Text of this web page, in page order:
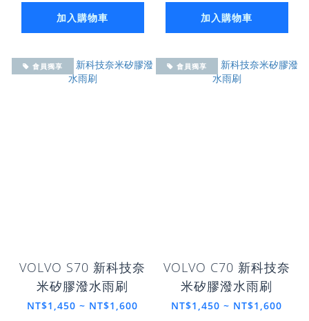
加入購物車 加入購物車
會員獨享
VOLVO S70 新科技奈
米矽膠潑水雨刷
NT$1,450 ~ NT$1,600
會員獨享
VOLVO C70 新科技奈
米矽膠潑水雨刷
NT$1,450 ~ NT$1,600